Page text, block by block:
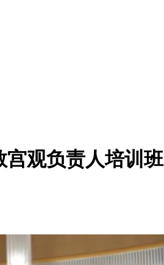
宫观负责人培训班